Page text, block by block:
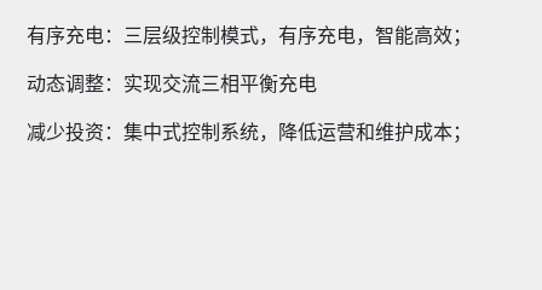
有序充电：三层级控制模式，有序充电，智能高效；
动态调整：实现交流三相平衡充电
减少投资：集中式控制系统，降低运营和维护成本；